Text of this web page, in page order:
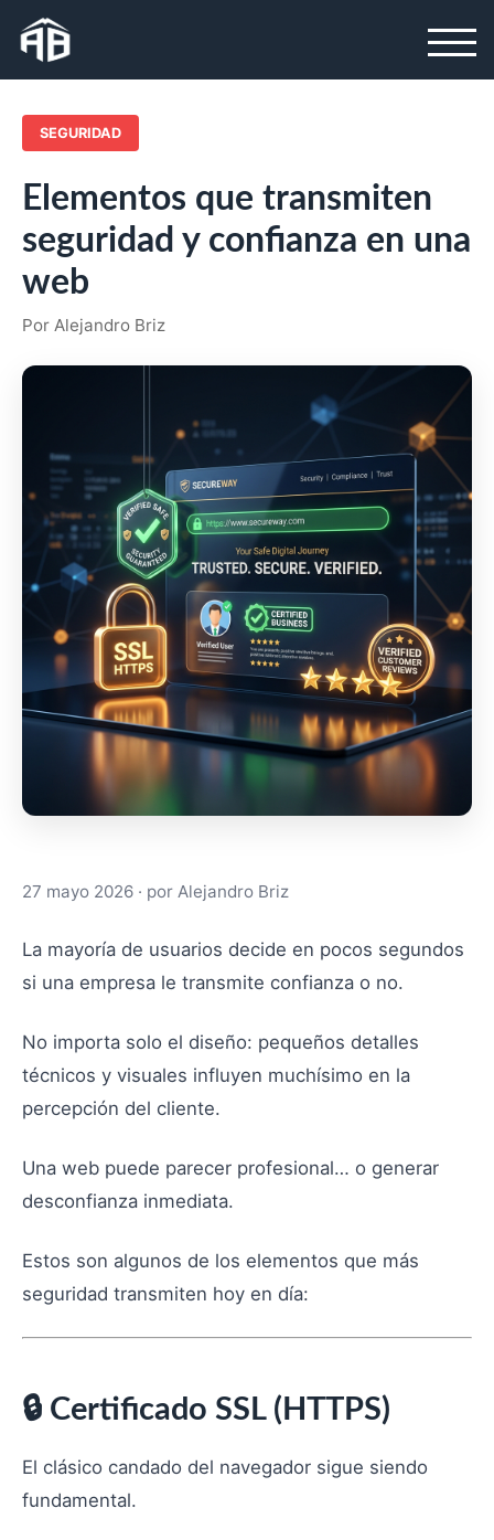
SEGURIDAD
Elementos que transmiten
seguridad y confianza en una
web
Por Alejandro Briz
27 mayo 2026 · por Alejandro Briz
La mayoría de usuarios decide en pocos segundos
si una empresa le transmite confianza o no.
No importa solo el diseño: pequeños detalles
técnicos y visuales influyen muchísimo en la
percepción del cliente.
Una web puede parecer profesional… o generar
desconfianza inmediata.
Estos son algunos de los elementos que más
seguridad transmiten hoy en día:
🔒 Certificado SSL (HTTPS)
El clásico candado del navegador sigue siendo
fundamental.
¡Hola! Soy Alejandro. 👋 ¿Qué necesitas?
App/PWA Automatizaciones